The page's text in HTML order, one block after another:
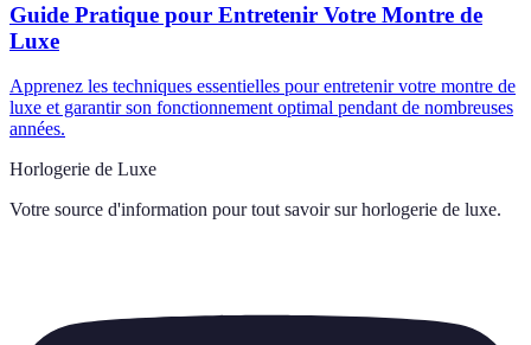
Guide Pratique pour Entretenir Votre Montre de
Luxe
Apprenez les techniques essentielles pour entretenir votre montre de
luxe et garantir son fonctionnement optimal pendant de nombreuses
années.
Horlogerie de Luxe
Votre source d'information pour tout savoir sur horlogerie de luxe.